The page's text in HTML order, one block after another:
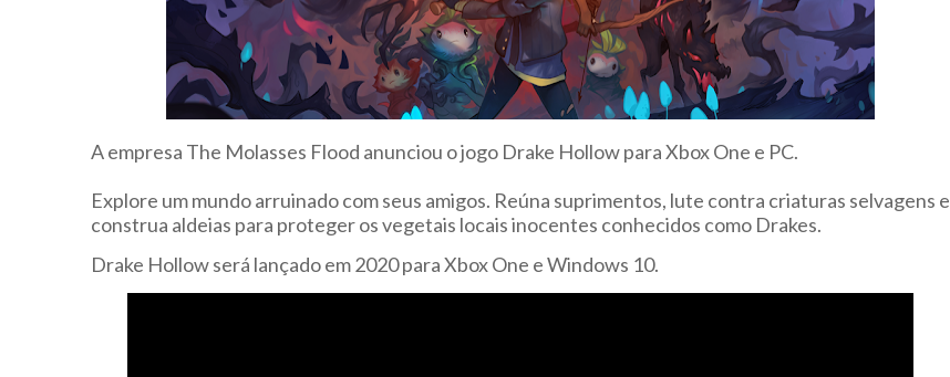
A empresa The Molasses Flood anunciou o jogo Drake Hollow para Xbox One e PC.
Explore um mundo arruinado com seus amigos. Reúna suprimentos, lute contra criaturas selvagens e
construa aldeias para proteger os vegetais locais inocentes conhecidos como Drakes.
Drake Hollow será lançado em 2020 para Xbox One e Windows 10.